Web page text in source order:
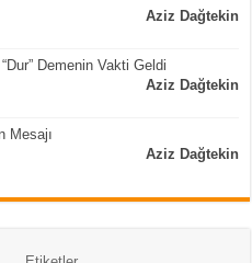
Aziz Dağtekin
Demenin Vakti Geldi
Aziz Dağtekin
Mesajı
Aziz Dağtekin